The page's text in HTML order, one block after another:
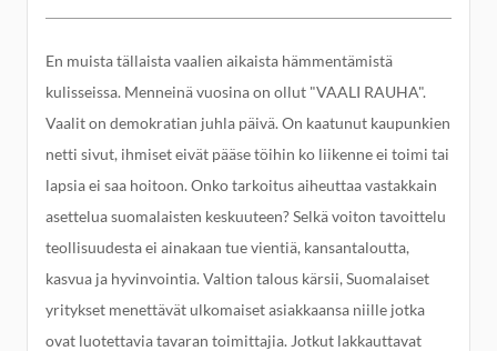
En muista tällaista vaalien aikaista hämmentämistä
kulisseissa. Menneinä vuosina on ollut "VAALI RAUHA".
Vaalit on demokratian juhla päivä. On kaatunut kaupunkien
netti sivut, ihmiset eivät pääse töihin ko liikenne ei toimi tai
lapsia ei saa hoitoon. Onko tarkoitus aiheuttaa vastakkain
asettelua suomalaisten keskuuteen? Selkä voiton tavoittelu
teollisuudesta ei ainakaan tue vientiä, kansantaloutta,
kasvua ja hyvinvointia. Valtion talous kärsii, Suomalaiset
yritykset menettävät ulkomaiset asiakkaansa niille jotka
ovat luotettavia tavaran toimittajia. Jotkut lakkauttavat